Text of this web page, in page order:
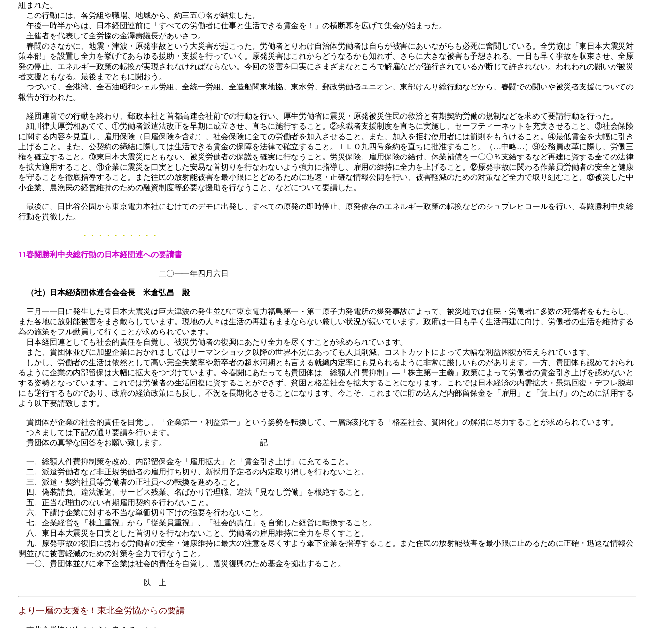
組まれた。
この行動には、各労組や職場、地域から、約三五〇名が結集した。
午後一時半からは、日本経団連前に「すべての労働者に仕事と生活できる賃金を！」の横断幕を広げて集会が始まった。
主催者を代表して全労協の金澤壽議長があいさつ。
春闘のさなかに、地震・津波・原発事故という大災害が起こった。労働者とりわけ自治体労働者は自らが被害にあいながらも必死に奮闘している。全労協は「東日本大震災対
策本部」を設置し全力を挙げてあらゆる援助・支援を行っていく。原発災害はこれからどうなるかも知れず、さらに大きな被害も予想される。一日も早く事故を収束させ、全原
発の停止、エネルギー政策の転換が実現されなければならない。今回の災害を口実にさまざまなところで解雇などが強行されているが断じて許されない。われわれの闘いが被災
者支援ともなる。最後までともに闘おう。
つづいて、全港湾、全石油昭和シェル労組、全統一労組、全造船関東地協、東水労、郵政労働者ユニオン、東部けんり総行動などから、春闘での闘いや被災者支援についての
報告が行われた。
経団連前での行動を終わり、郵政本社と首都高速会社前での行動を行い、厚生労働省に震災・原発被災住民の救済と有期契約労働の規制などを求めて要請行動を行った。
細川律夫厚労相あてて、①労働者派遣法改正を早期に成立させ、直ちに施行すること。②求職者支援制度を直ちに実施し、セーフティーネットを充実させること。③社会保険
に関する内容を見直し、雇用保険（日雇保険を含む）、社会保険に全ての労働者を加入させること。また、加入を拒む使用者には罰則をもうけること。④最低賃金を大幅に引き
上げること。また、公契約の締結に際しては生活できる賃金の保障を法律で確立すること。ＩＬＯ九四号条約を直ちに批准すること。（…中略…）⑨公務員改革に際し、労働三
権を確立すること。⑩東日本大震災にともない、被災労働者の保護を確実に行なうこと。労災保険、雇用保険の給付、休業補償を一〇〇％支給するなど再建に資する全ての法律
を拡大適用すること。⑪企業に震災を口実とした安易な首切りを行なわないよう強力に指導し、雇用の維持に全力を上げること。⑫原発事故に関わる作業員労働者の安全と健康
を守ることを徹底指導すること。また往民の放射能被害を最小限にとどめるために迅速・正確な情報公開を行い、被害軽減のための対策など全力で取り組むこと。⑬被災した中
小企業、農漁民の経営維持のための融資制度等必要な援助を行なうこと、などについて要請した。
最後に、日比谷公園から東京電力本社にむけてのデモに出発し、すべての原発の即時停止、原発依存のエネルギー政策の転換などのシュプレヒコールを行い、春闘勝利中央総
行動を貫徹した。
・・・・・・・・・・
11春闘勝利中央総行動の日本経団連への要請書
二〇一一年四月六日
（社）日本経済団体連合会会長 米倉弘昌 殿
三月一一日に発生した東日本大震災は巨大津波の発生並びに東京電力福島第一・第二原子力発電所の爆発事故によって、被災地では住民・労働者に多数の死傷者をもたらし、
また各地に放射能被害をまき散らしています。現地の人々は生活の再建もままならない厳しい状況が続いています。政府は一日も早く生活再建に向け、労働者の生活を維持する
為の施策をフル動員して行くことが求められています。
日本経団連としても社会的責任を自覚し、被災労働者の復興にあたり全力を尽くすことが求められています。
また、貴団体並びに加盟企業におかれましてはリーマンショック以降の世界不況にあっても人員削減、コストカットによって大幅な利益困復が伝えられています。
しかし、労働者の生活は依然として高い完全失業率や新卒者の超氷河期とも言える就織内定率にも見られるように非常に厳しいものがあります。一方、貴団体も認めておられ
るように企業の内部留保は大幅に拡大をつづけています。今春闘にあたっても貴団体は「総額人件費抑制」―「株主第一主義」政策によって労働者の賃金引き上げを認めないと
する姿勢となっています。これでは労働者の生活回復に資することができず、貧困と格差社会を拡大することになります。これでは日本経済の内需拡大・景気回復・デフレ脱却
にも逆行するものであり、政府の経済政策にも反し、不況を長期化させることになります。今こそ、これまでに貯め込んだ内部留保金を「雇用」と「賃上げ」のために活用する
よう以下要請致します。
貴団体が企業の社会的責任を目覚し、「企業第一・利益第一」という姿勢を転換して、一層深刻化する「格差社会、貧困化」の解消に尽力することが求められています。
つきましては下記の通り要請を行います。
貴団体の真摯な回答をお願い致します。 記
一、総額人件費抑制策を改め、内部留保金を「雇用拡大」と「賃金引き上げ」に充てること。
二、派遣労働者など非正規労働者の雇用打ち切り、新採用予定者の内定取り消しを行わないこと。
三、派遣・契約社員等労働者の正社員への転換を進めること。
四、偽装請負、違法派遣、サービス残業、名ばかり管理職、違法「見なし労働」を根絶すること。
五、正当な理由のない有期雇用契約を行わないこと。
六、下請け企業に対する不当な単価切り下げの強要を行わないこと。
七、企業経営を「株主重視」から「従業員重視」、「社会的責任」を自覚した経営に転換すること。
八、東日本大震災を口実とした首切りを行なわないこと。労働者の雇用維持に全力を尽くすこと。
九、原発事故の復旧に携わる労働者の安全・健康維持に最大の注意を尽くすよう傘下企業を指導すること。また住民の放射能被害を最小限に止めるために正確・迅速な情報公
開並びに被害軽減のための対策を全力で行なうこと。
一〇、貴団体並びに傘下企業は社会的責任を自覚し、震災復興のため基金を拠出すること。
以 上
より一層の支援を！東北全労協からの要請